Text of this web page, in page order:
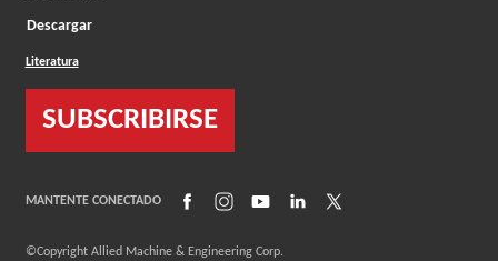
Descargar
Literatura
SUBSCRIBIRSE
MANTENTE CONECTADO (Opens in a new window)
(Opens in a new window)
(Opens in a new window)
(Opens in a new window)
©Copyright Allied Machine & Engineering Corp.